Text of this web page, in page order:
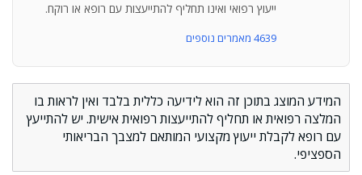
ייעוץ רפואי ואינו תחליף להתייעצות עם רופא או רוקח.
4639 מאמרים נוספים
המידע המוצג בתוכן זה הוא לידיעה כללית בלבד ואין לראות בו
המלצה רפואית או תחליף להתייעצות רפואית אישית. יש להתייעץ
עם רופא לקבלת ייעוץ מקצועי המותאם למצבך הבריאותי
הספציפי.